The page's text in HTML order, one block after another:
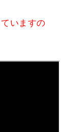
いますの